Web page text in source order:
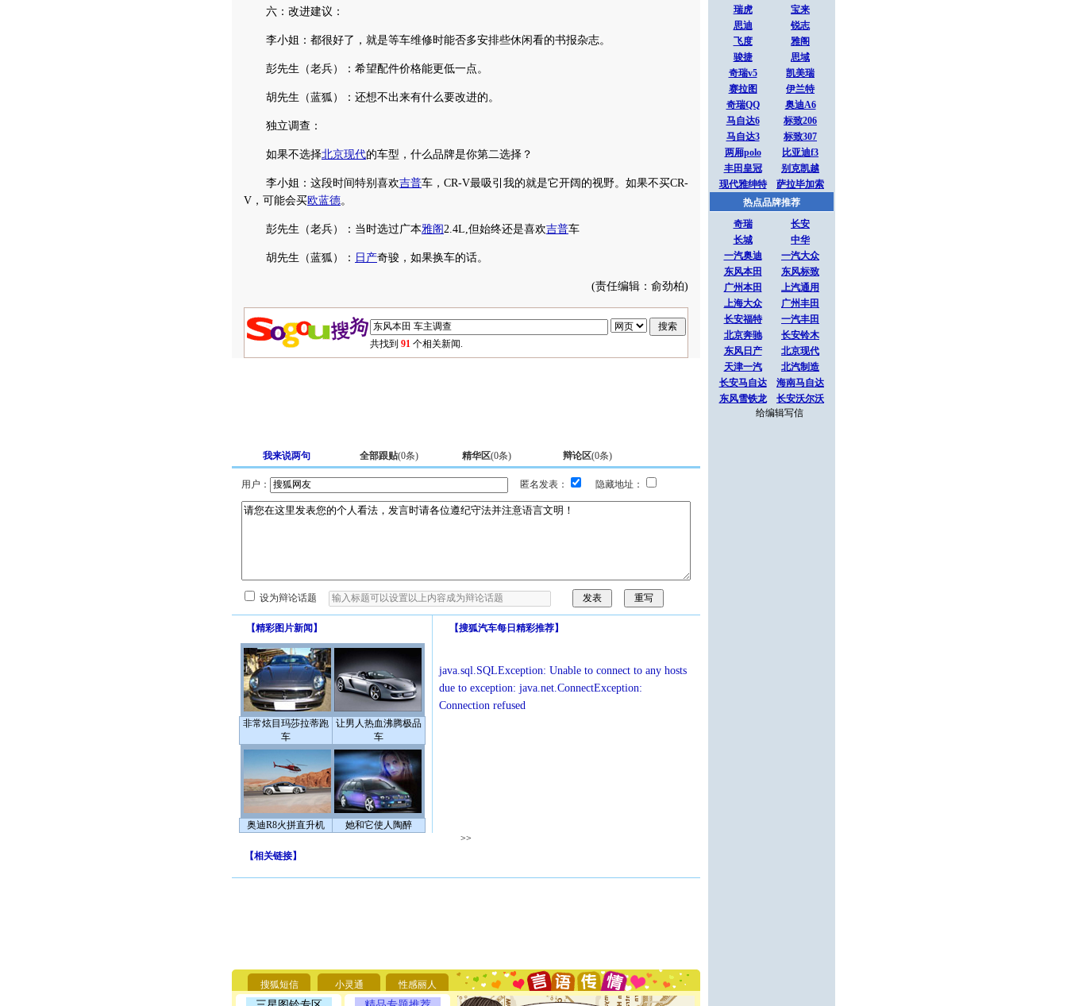
六：改进建议：
李小姐：都很好了，就是等车维修时能否多安排些休闲看的书报杂志。
彭先生（老兵）：希望配件价格能更低一点。
胡先生（蓝狐）：还想不出来有什么要改进的。
独立调查：
如果不选择北京现代的车型，什么品牌是你第二选择？
李小姐：这段时间特别喜欢吉普车，CR-V最吸引我的就是它开阔的视野。如果不买CR-
V，可能会买欧蓝德。
彭先生（老兵）：当时选过广本雅阁2.4L,但始终还是喜欢吉普车
胡先生（蓝狐）： 日产奇骏，如果换车的话。
(责任编辑：俞劲柏)
共找到 91 个相关新闻.
我来说两句 全部跟贴(0条) 精华区(0条) 辩论区(0条)
用户： 匿名发表： 隐藏地址：
设为辩论话题
【精彩图片新闻 】
非常炫目玛莎拉蒂跑
车
让男人热血沸腾极品
车
奥迪R8火拼直升机 她和它使人陶醉
【搜狐汽车每日精彩推荐】
java.sql.SQLException: Unable to connect to any hosts
due to exception: java.net.ConnectException:
Connection refused
>>
【相关链接】
搜狐短信 小灵通 性感丽人
[圣诞节]不只这样的日子才会想起你,而是这样的日子才
能正大光明地骚扰你,告诉你,圣诞要快乐!新年要快乐!天
天都要快乐噢!
瑞虎
宝来
思迪
锐志
飞度
雅阁
骏捷
思域
奇瑞v5
凯美瑞
赛拉图
伊兰特
奇瑞QQ
奥迪A6
马自达6
标致206
马自达3
标致307
两厢polo
比亚迪f3
丰田皇冠
别克凯越
现代雅绅特
萨拉毕加索
热点品牌推荐
奇瑞
长安
长城
中华
一汽奥迪
一汽大众
东风本田
东风标致
广州本田
上汽通用
上海大众
广州丰田
长安福特
一汽丰田
北京奔驰
长安铃木
东风日产
北京现代
天津一汽
北汽制造
长安马自达
海南马自达
东风雪铁龙
长安沃尔沃
给编辑写信